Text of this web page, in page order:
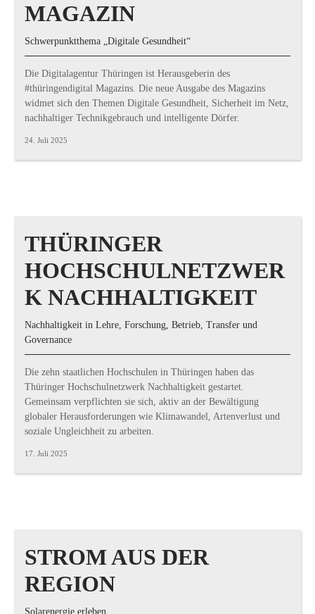
MAGAZIN
Schwerpunktthema „Digitale Gesundheit“
Die Digitalagentur Thüringen ist Herausgeberin des
#thüringendigital Magazins. Die neue Ausgabe des Magazins
widmet sich den Themen Digitale Gesundheit, Sicherheit im Netz,
nachhaltiger Technikgebrauch und intelligente Dörfer.
24. Juli 2025
THÜRINGER
HOCHSCHULNETZWER
K NACHHALTIGKEIT
Nachhaltigkeit in Lehre, Forschung, Betrieb, Transfer und
Governance
Die zehn staatlichen Hochschulen in Thüringen haben das
Thüringer Hochschulnetzwerk Nachhaltigkeit gestartet.
Gemeinsam verpflichten sie sich, aktiv an der Bewältigung
globaler Herausforderungen wie Klimawandel, Artenverlust und
soziale Ungleichheit zu arbeiten.
17. Juli 2025
STROM AUS DER
REGION
Solarenergie erleben